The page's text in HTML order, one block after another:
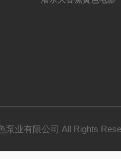
泵业有限公司 All Rights